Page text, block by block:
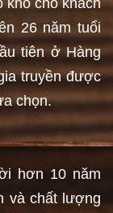
26 năm tuổi
tiên ở Hàng
truyền được
chọn.
hơn 10 năm
và chất lượng